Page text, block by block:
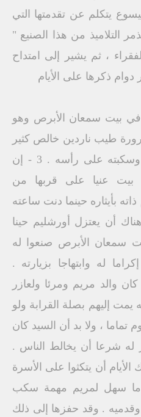
يتكلم عن تقدمتها التي
التلاميذ من هذا الصنيع "
، ثم يشير إلى امتداح
ذكرها على الأيام
في بيت سمعان الأبرص وهو
طيب ناردين خالص كثير
الثمن . فكسرت القارورة وسكبته على رأسه . 3 - إن
بيت عنيا على قربها من
بأيثاره حينما دنت ساعته
أن يعتزل أورشليم حينا
سمعان الأبرص صنعوا له
له وابتهاجا بزيارته .
والد مريم ومرئا ولعازر
يمت إليهم بصلة القرابة ولو
تماما ، ولا بد أن السيد كان
له شرعا أن يخالط الناس .
أن يتكثوا على الأسرة
ما سهل لمريم مهمة سكب
. وقد حفزها إلى ذلك